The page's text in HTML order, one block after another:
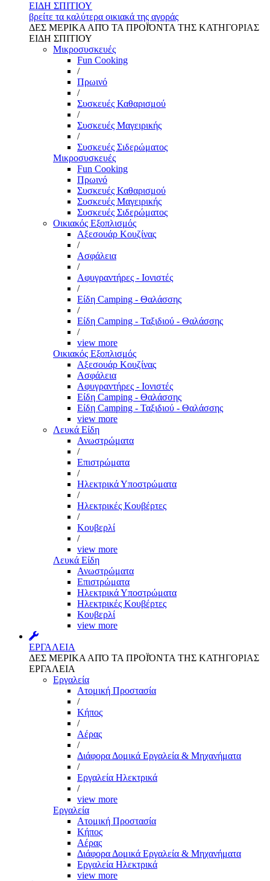
ΕΙΔΗ ΣΠΙΤΙΟΥ
βρείτε τα καλύτερα οικιακά της αγοράς
ΔΕΣ ΜΕΡΙΚΑ ΑΠΌ ΤΑ ΠΡΟΪΌΝΤΑ ΤΗΣ ΚΑΤΗΓΟΡΙΑΣ
ΕΙΔΗ ΣΠΙΤΙΟΥ
Μικροσυσκευές
Fun Cooking
/
Πρωινό
/
Συσκευές Καθαρισμού
/
Συσκευές Μαγειρικής
/
Συσκευές Σιδερώματος
Μικροσυσκευές
Fun Cooking
Πρωινό
Συσκευές Καθαρισμού
Συσκευές Μαγειρικής
Συσκευές Σιδερώματος
Οικιακός Εξοπλισμός
Αξεσουάρ Κουζίνας
/
Ασφάλεια
/
Αφυγραντήρες - Ιονιστές
/
Είδη Camping - Θαλάσσης
/
Είδη Camping - Ταξιδιού - Θαλάσσης
/
view more
Οικιακός Εξοπλισμός
Αξεσουάρ Κουζίνας
Ασφάλεια
Αφυγραντήρες - Ιονιστές
Είδη Camping - Θαλάσσης
Είδη Camping - Ταξιδιού - Θαλάσσης
view more
Λευκά Είδη
Ανωστρώματα
/
Επιστρώματα
/
Ηλεκτρικά Υποστρώματα
/
Ηλεκτρικές Κουβέρτες
/
Κουβερλί
/
view more
Λευκά Είδη
Ανωστρώματα
Επιστρώματα
Ηλεκτρικά Υποστρώματα
Ηλεκτρικές Κουβέρτες
Κουβερλί
view more
ΕΡΓΑΛΕΙΑ
ΔΕΣ ΜΕΡΙΚΑ ΑΠΌ ΤΑ ΠΡΟΪΌΝΤΑ ΤΗΣ ΚΑΤΗΓΟΡΙΑΣ
ΕΡΓΑΛΕΙΑ
Εργαλεία
Aτομική Προστασία
/
Kήπος
/
Αέρας
/
Διάφορα Δομικά Εργαλεία & Μηχανήματα
/
Εργαλεία Ηλεκτρικά
/
view more
Εργαλεία
Aτομική Προστασία
Kήπος
Αέρας
Διάφορα Δομικά Εργαλεία & Μηχανήματα
Εργαλεία Ηλεκτρικά
view more